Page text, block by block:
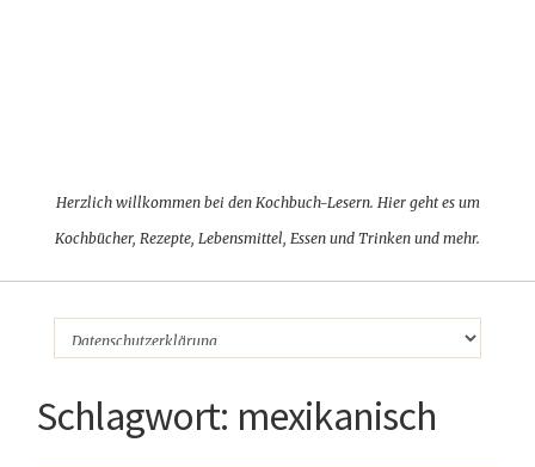
Herzlich willkommen bei den Kochbuch-Lesern. Hier geht es um
Kochbücher, Rezepte, Lebensmittel, Essen und Trinken und mehr.
Schlagwort: mexikanisch